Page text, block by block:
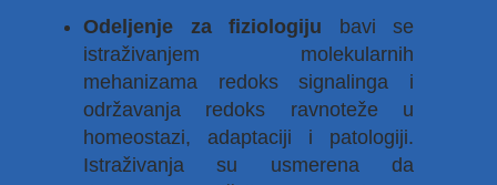
Odeljenje za fiziologiju bavi se
istraživanjem molekularnih
mehanizama redoks signalinga i
održavanja redoks ravnoteže u
homeostazi, adaptaciji i patologiji.
Istraživanja su usmerena da